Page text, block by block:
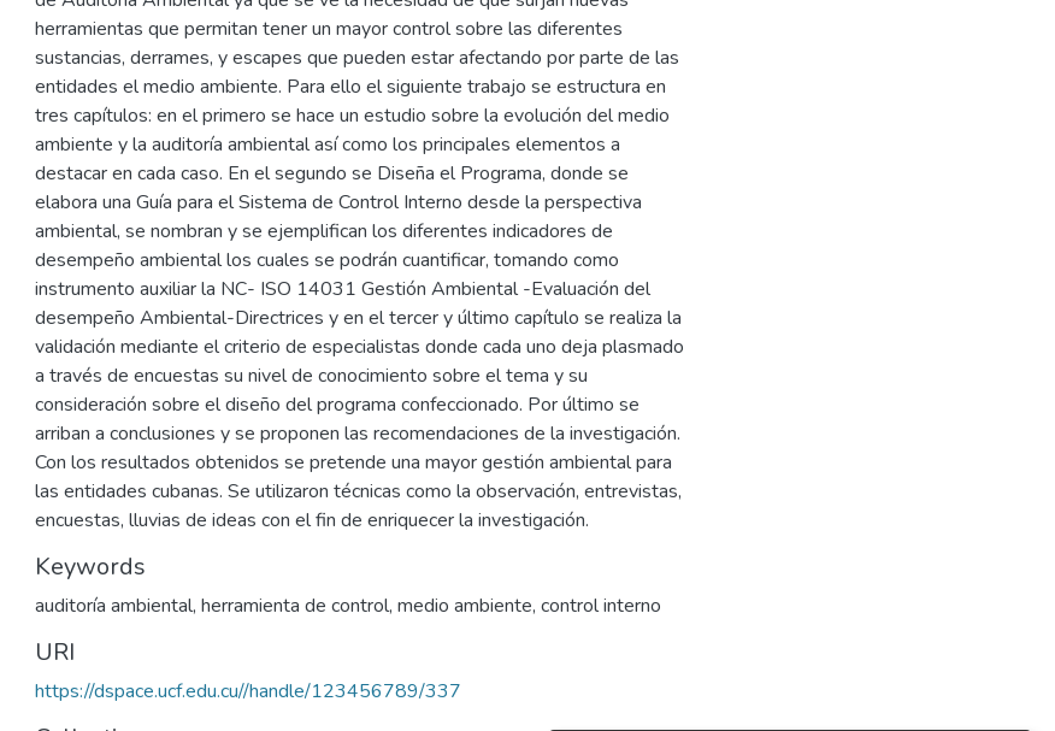
herramientas que permitan tener un mayor control sobre las diferentes
sustancias, derrames, y escapes que pueden estar afectando por parte de las
entidades el medio ambiente. Para ello el siguiente trabajo se estructura en
tres capítulos: en el primero se hace un estudio sobre la evolución del medio
ambiente y la auditoría ambiental así como los principales elementos a
destacar en cada caso. En el segundo se Diseña el Programa, donde se
elabora una Guía para el Sistema de Control Interno desde la perspectiva
ambiental, se nombran y se ejemplifican los diferentes indicadores de
desempeño ambiental los cuales se podrán cuantificar, tomando como
instrumento auxiliar la NC- ISO 14031 Gestión Ambiental -Evaluación del
desempeño Ambiental-Directrices y en el tercer y último capítulo se realiza la
validación mediante el criterio de especialistas donde cada uno deja plasmado
a través de encuestas su nivel de conocimiento sobre el tema y su
consideración sobre el diseño del programa confeccionado. Por último se
arriban a conclusiones y se proponen las recomendaciones de la investigación.
Con los resultados obtenidos se pretende una mayor gestión ambiental para
las entidades cubanas. Se utilizaron técnicas como la observación, entrevistas,
encuestas, lluvias de ideas con el fin de enriquecer la investigación.
Keywords
auditoría ambiental, herramienta de control, medio ambiente, control interno
URI
https://dspace.ucf.edu.cu//handle/123456789/337